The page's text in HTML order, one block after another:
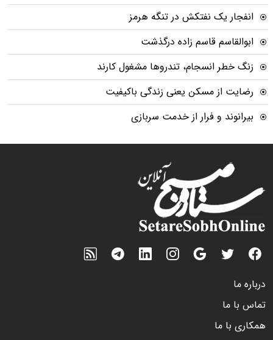
انفجار یک نفتکش در تنگه هرمز
ابوالقاسم قاسم زاده درگذشت
زنگ خطر انسجام، تندروها مشغول کارند
رضایت از مسکن یعنی زندگی باکیفیت
بیرانوند و فرار از خدمت سربازی
درباره ما
تماس با ما
همکاری با ما